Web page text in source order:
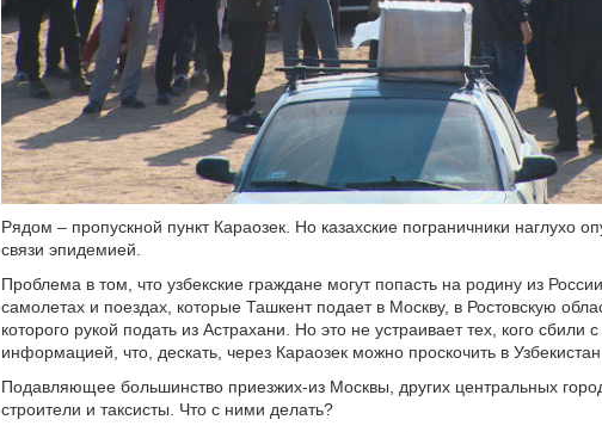
Рядом – пропускной пункт Караозек. Но казахские пограничники наглухо
связи эпидемией.
Проблема в том, что узбекские граждане могут попасть на родину из
самолетах и поездах, которые Ташкент подает в Москву, в Ростовскую
которого рукой подать из Астрахани. Но это не устраивает тех, кого сбили
информацией, что, дескать, через Караозек можно проскочить в
Подавляющее большинство приезжих-из Москвы, других центральных
строители и таксисты. Что с ними делать?